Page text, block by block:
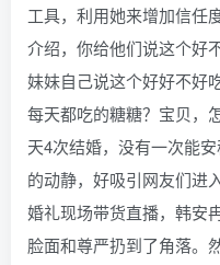
工具，利用她来增加信任
介绍，你给他们说这个好
妹妹自己说这个好好不好
每天都吃的糖糖？宝贝，
天4次结婚，没有一次能
的动静，好吸引网友们进
婚礼现场带货直播，韩安
脸面和尊严扔到了角落。